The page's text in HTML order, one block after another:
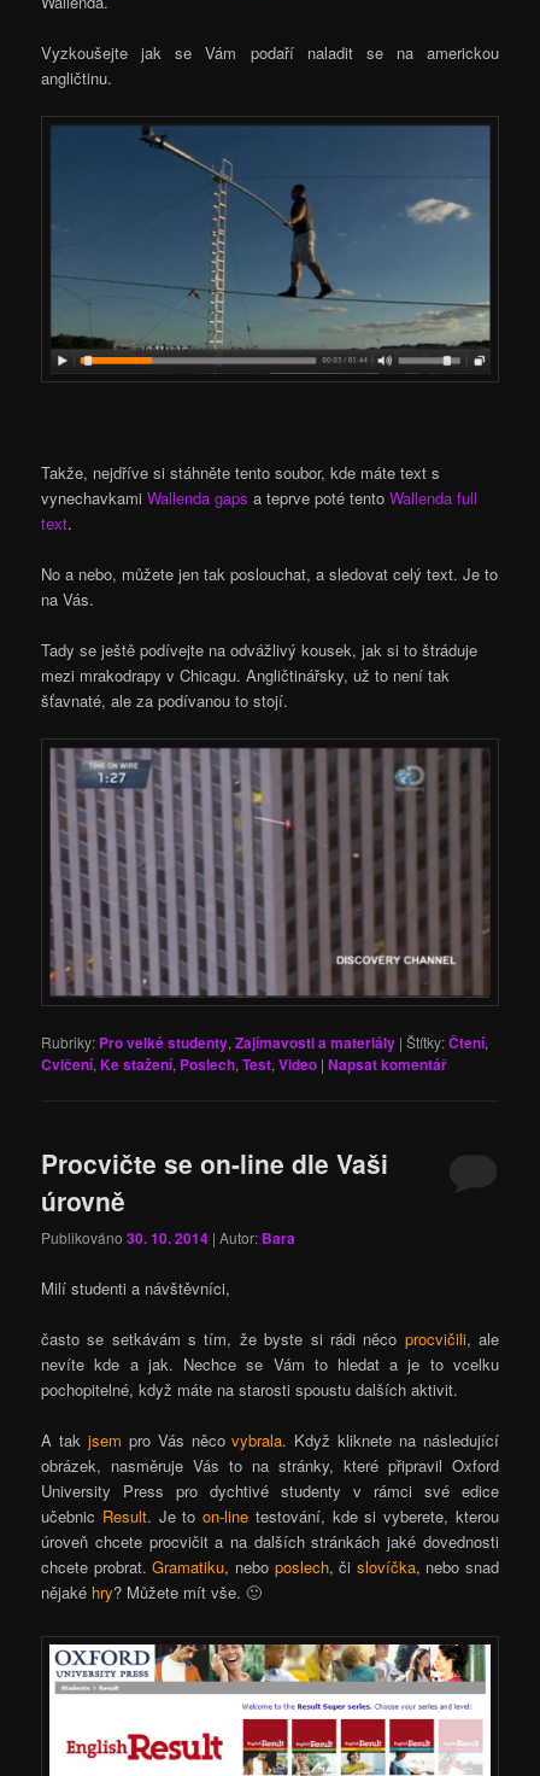
Vyzkoušejte jak se Vám podaří naladit se na americkou
angličtinu.
Takže, nejdříve si stáhněte tento soubor, kde máte text s
vynechavkamiWallenda gaps a teprve poté tentoWallenda full
text.
No a nebo, můžete jen tak poslouchat, a sledovat celý text. Je to
na Vás.
Tady se ještě podívejte na odvážlivý kousek, jak si to štráduje
mezi mrakodrapy v Chicagu. Angličtinářsky, už to není tak
šťavnaté, ale za podívanou to stojí.
Rubriky: Pro velké studenty,Zajímavosti a materiály |Štítky:Čtení,
Cvičení,Ke stažení, Poslech,Test,Video |Napsat komentář
Procvičte se on-line dle Vaši
úrovně
Publikováno30. 10. 2014 | Autor: Bara
Milí studenti a návštěvníci,
často se setkávám s tím, že byste si rádi něco procvičili, ale
nevíte kde a jak. Nechce se Vám to hledat a je to vcelku
pochopitelné, když máte na starosti spoustu dalších aktivit.
A tak jsem pro Vás něcovybrala. Když kliknete na následující
obrázek, nasměruje Vás to na stránky, které připravil Oxford
University Press pro dychtivé studenty v rámci své edice
učebnic Result. Je toon-line testování, kde si vyberete, kterou
úroveň chcete procvičit a na dalších stránkách jaké dovednosti
chcete probrat.Gramatiku, nebo poslech, či slovíčka, nebo snad
nějaké hry? Můžete mít vše. 🙂